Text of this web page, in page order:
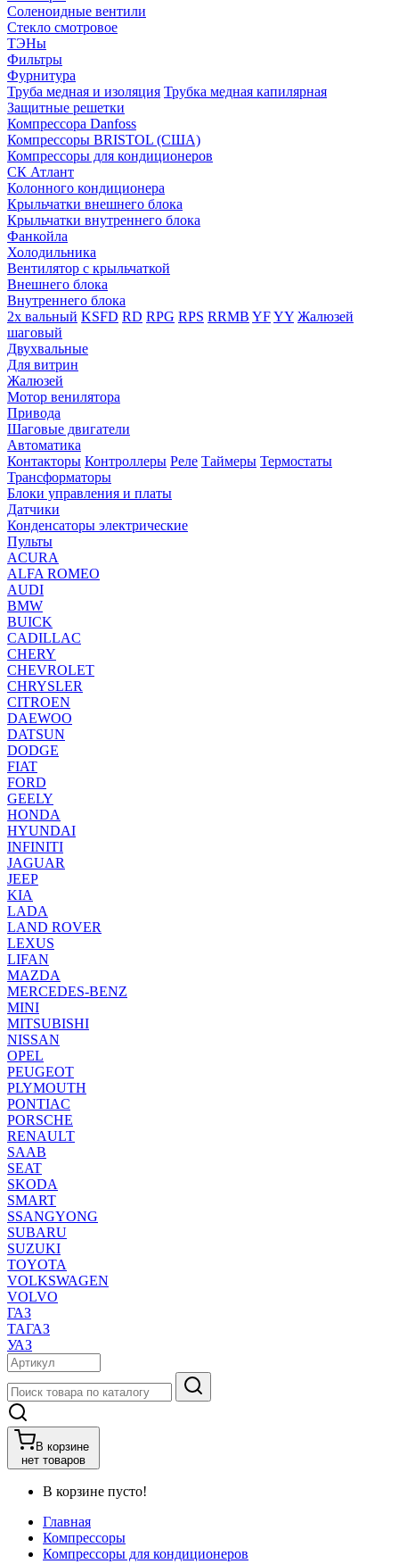
Соленоидные вентили
Стекло смотровое
ТЭНы
Фильтры
Фурнитура
Труба медная и изоляция Трубка медная капилярная
Защитные решетки
Компрессора Danfoss
Компрессоры BRISTOL (США)
Компрессоры для кондиционеров
СК Атлант
Колонного кондиционера
Крыльчатки внешнего блока
Крыльчатки внутреннего блока
Фанкойла
Холодильника
Вентилятор с крыльчаткой
Внешнего блока
Внутреннего блока
2х вальный KSFD RD RPG RPS RRMB YFYY Жалюзей
шаговый
Двухвальные
Для витрин
Жалюзей
Мотор венилятора
Привода
Шаговые двигатели
Автоматика
Контакторы Контроллеры Реле Таймеры Термостаты
Трансформаторы
Блоки управления и платы
Датчики
Конденсаторы электрические
Пульты
ACURA
ALFA ROMEO
AUDI
BMW
BUICK
CADILLAC
CHERY
CHEVROLET
CHRYSLER
CITROEN
DAEWOO
DATSUN
DODGE
FIAT
FORD
GEELY
HONDA
HYUNDAI
INFINITI
JAGUAR
JEEP
KIA
LADA
LAND ROVER
LEXUS
LIFAN
MAZDA
MERCEDES-BENZ
MINI
MITSUBISHI
NISSAN
OPEL
PEUGEOT
PLYMOUTH
PONTIAC
PORSCHE
RENAULT
SAAB
SEAT
SKODA
SMART
SSANGYONG
SUBARU
SUZUKI
TOYOTA
VOLKSWAGEN
VOLVO
ГАЗ
ТАГАЗ
УАЗ
В корзине
нет товаров
В корзине пусто!
Главная
Компрессоры
Компрессоры для кондиционеров